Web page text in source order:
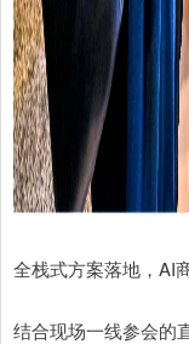
全栈式方案落地，AI
结合现场一线参会的